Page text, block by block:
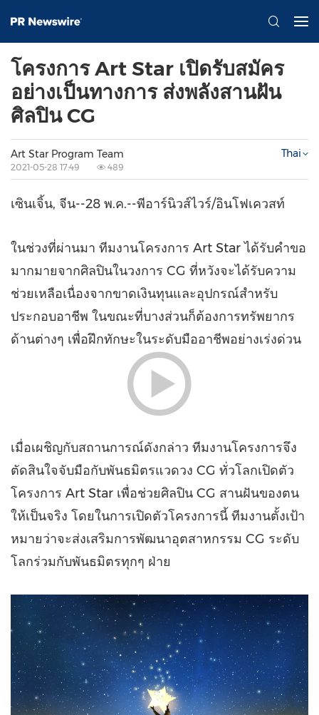
โครงการ Art Star เปิดรับสมัคร
อย่างเป็นทางการ ส่งพลังสานฝัน
ศิลปิน CG
Art Star Program Team
2021-05-28 17:49 489
Thai
เซินเจิ้น, จีน--28 พ.ค.--พีอาร์นิวส์ไวร์/อินโฟเควสท์
ในช่วงที่ผ่านมา ทีมงานโครงการ Art Starได้รับคำขอ
มากมายจากศิลปินในวงการ CG ที่หวังจะได้รับความ
ช่วยเหลือเนื่องจากขาดเงินทุนและอุปกรณ์สำหรับ
ประกอบอาชีพ ในขณะที่บางส่วนก็ต้องการทรัพยากร
ด้านต่างๆ เพื่อฝึกทักษะในระดับมืออาชีพอย่างเร่งด่วน
เมื่อเผชิญกับสถานการณ์ดังกล่าว ทีมงานโครงการจึง
ตัดสินใจจับมือกับพันธมิตรแวดวง CG ทั่วโลกเปิดตัว
โครงการ Art Star เพื่อช่วยศิลปิน CG สานฝันของตน
ให้เป็นจริง โดยในการเปิดตัวโครงการนี้ ทีมงานตั้งเป้า
หมายว่าจะส่งเสริมการพัฒนาอุตสาหกรรม CG ระดับ
โลกร่วมกับพันธมิตรทุกๆ ฝ่าย